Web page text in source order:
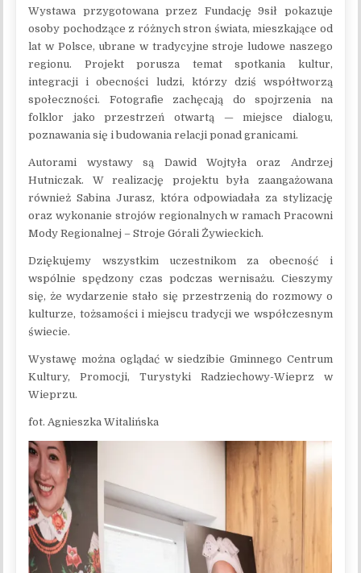
Wystawa przygotowana przez Fundację 9sił pokazuje
osoby pochodzące z różnych stron świata, mieszkające od
lat w Polsce, ubrane w tradycyjne stroje ludowe naszego
regionu. Projekt porusza temat spotkania kultur,
integracji i obecności ludzi, którzy dziś współtworzą
społeczności. Fotografie zachęcają do spojrzenia na
folklor jako przestrzeń otwartą — miejsce dialogu,
poznawania się i budowania relacji ponad granicami.
Autorami wystawy są Dawid Wojtyła oraz Andrzej
Hutniczak. W realizację projektu była zaangażowana
również Sabina Jurasz, która odpowiadała za stylizację
oraz wykonanie strojów regionalnych w ramach Pracowni
Mody Regionalnej – Stroje Górali Żywieckich.
Dziękujemy wszystkim uczestnikom za obecność i
wspólnie spędzony czas podczas wernisażu. Cieszymy
się, że wydarzenie stało się przestrzenią do rozmowy o
kulturze, tożsamości i miejscu tradycji we współczesnym
świecie.
Wystawę można oglądać w siedzibie Gminnego Centrum
Kultury, Promocji, Turystyki Radziechowy-Wieprz w
Wieprzu.
fot. Agnieszka Witalińska